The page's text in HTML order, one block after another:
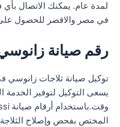
في مصر والاقصر للحصول
رقم صيانة
توكيل صيانة ثلاجات زانوسي
يسعى التوكيل لتوفير الخدمة
المختص بفحص وإصلاح الثلاجة